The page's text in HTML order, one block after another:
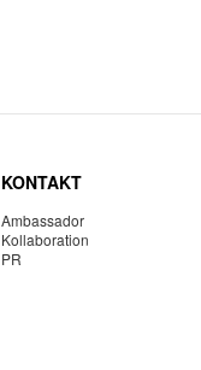
KONTAKT
Ambassador
Kollaboration
PR